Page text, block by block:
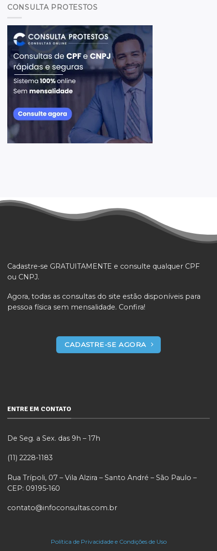
CONSULTA PROTESTOS
Cadastre-se GRATUITAMENTE e consulte qualquer CPF
ou CNPJ.
Agora, todas as consultas do site estão disponíveis para
pessoa física sem mensalidade. Confira!
CADASTRE-SE AGORA
ENTRE EM CONTATO
De Seg. a Sex. das 9h – 17h
(11) 2228-1183
Rua Trípoli, 07 – Vila Alzira – Santo André – São Paulo –
CEP: 09195-160
contato@infoconsultas.com.br
Política de Privacidade e Condições de Uso